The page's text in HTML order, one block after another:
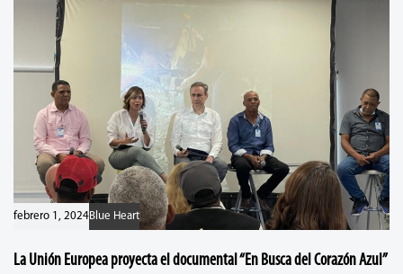
febrero 1, 2024Blue Heart
La Unión Europea proyecta el documental “En Busca del Corazón Azul”